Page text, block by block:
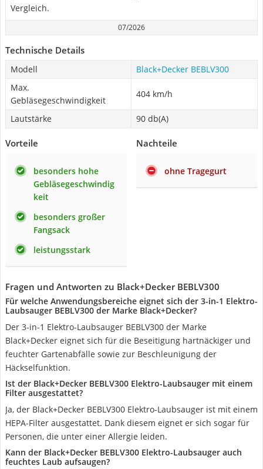
Vergleich.
07/2026
Technische Details
Modell
Black+Decker BEBLV300
Max.
Gebläsegeschwindigkeit
404 km/h
Lautstärke 90 db(A)
Vorteile
besonders hohe
Gebläsegeschwindig
keit
besonders großer
Fangsack
leistungsstark
Nachteile
ohne Tragegurt
Fragen und Antworten zu Black+Decker BEBLV300
Für welche Anwendungsbereiche eignet sich der 3-in-1 Elektro-
Laubsauger BEBLV300 der Marke Black+Decker?
Der 3-in-1 Elektro-Laubsauger BEBLV300 der Marke
Black+Decker eignet sich für die Beseitigung hartnäckiger und
feuchter Gartenabfälle sowie zur Beschleunigung der
Häckselfunktion.
Ist der Black+Decker BEBLV300 Elektro-Laubsauger mit einem
Filter ausgestattet?
Ja, der Black+Decker BEBLV300 Elektro-Laubsauger ist mit einem
HEPA-Filter ausgestattet. Dank diesem eignet er sich sogar für
Personen, die unter einer Allergie leiden.
Kann der Black+Decker BEBLV300 Elektro-Laubsauger auch
feuchtes Laub aufsaugen?